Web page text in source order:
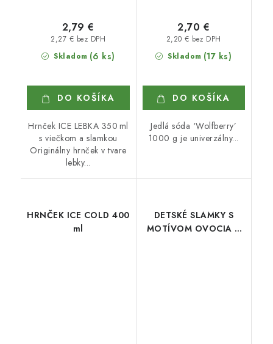
Skladom (6 ks)
2,27 € bez DPH
2,79 €
DO KOŠÍKA
Hrnček ICE LEBKA 350 ml
s viečkom a slamkou
Originálny hrnček v tvare
lebky...
Skladom (17 ks)
2,20 € bez DPH
2,70 €
DO KOŠÍKA
Jedlá sóda ‘Wolfberry’
1000 g je univerzálny...
HRNČEK ICE COLD 400
ml
DETSKÉ SLAMKY S
MOTÍVOM OVOCIA 3